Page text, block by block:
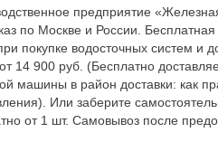
предприятие
по Москве и России.
покупке водосточных систем и
14 900 руб. (Бесплатно
машины в район доставки: как
Или заберите
от 1 шт. Самовывоз после